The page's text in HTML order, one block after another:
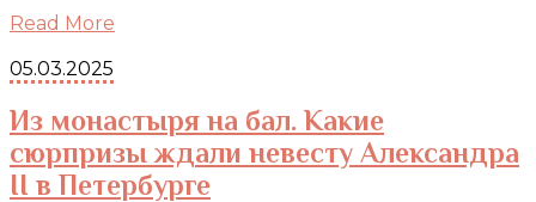
Read More
05.03.2025
Из монастыря на бал. Какие
сюрпризы ждали невесту Александра
II в Петербурге